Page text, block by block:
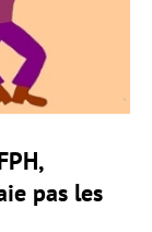
pas les